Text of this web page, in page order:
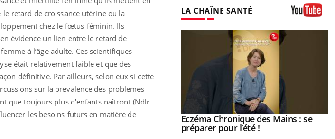
retard de croissance utérine ou la
chez le fœtus féminin. Ils
évidence un lien entre le retard de
à l’âge adulte. Ces scientifiques
était relativement faible et que des
définitive. Par ailleurs, selon eux si cette
sur la prévalence des problèmes
que toujours plus d'enfants naîtront (Ndlr.
les besoins futurs en matière de
LA CHAÎNE SANTÉ
Youtube
Insuline & Charge mentale : et si on Youtube
Eczéma Chronique des Mains : se
préparer pour l’été !Youtube